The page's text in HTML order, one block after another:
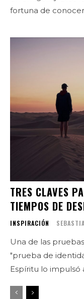
fortuna de conocer
TRES CLAVES
TIEMPOS DE
INSPIRACIÓN
Una de las
"prueba de identidad". Marcos 1:12-13:
Espíritu lo impulsó